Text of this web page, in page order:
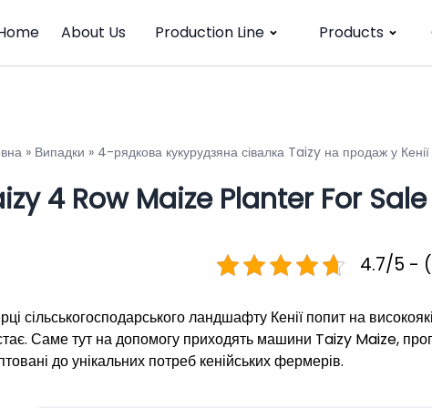
About Us Production Line Products
» Випадки » 4-рядкова кукурудзяна сівалка Taizy на продаж у Кенії
4 Row Maize Planter For
4.7/5 -
сільськогосподарського ландшафту Кенії попит на
Саме тут на допомогу приходять машини Taizy Maize,
до унікальних потреб кенійських фермерів.